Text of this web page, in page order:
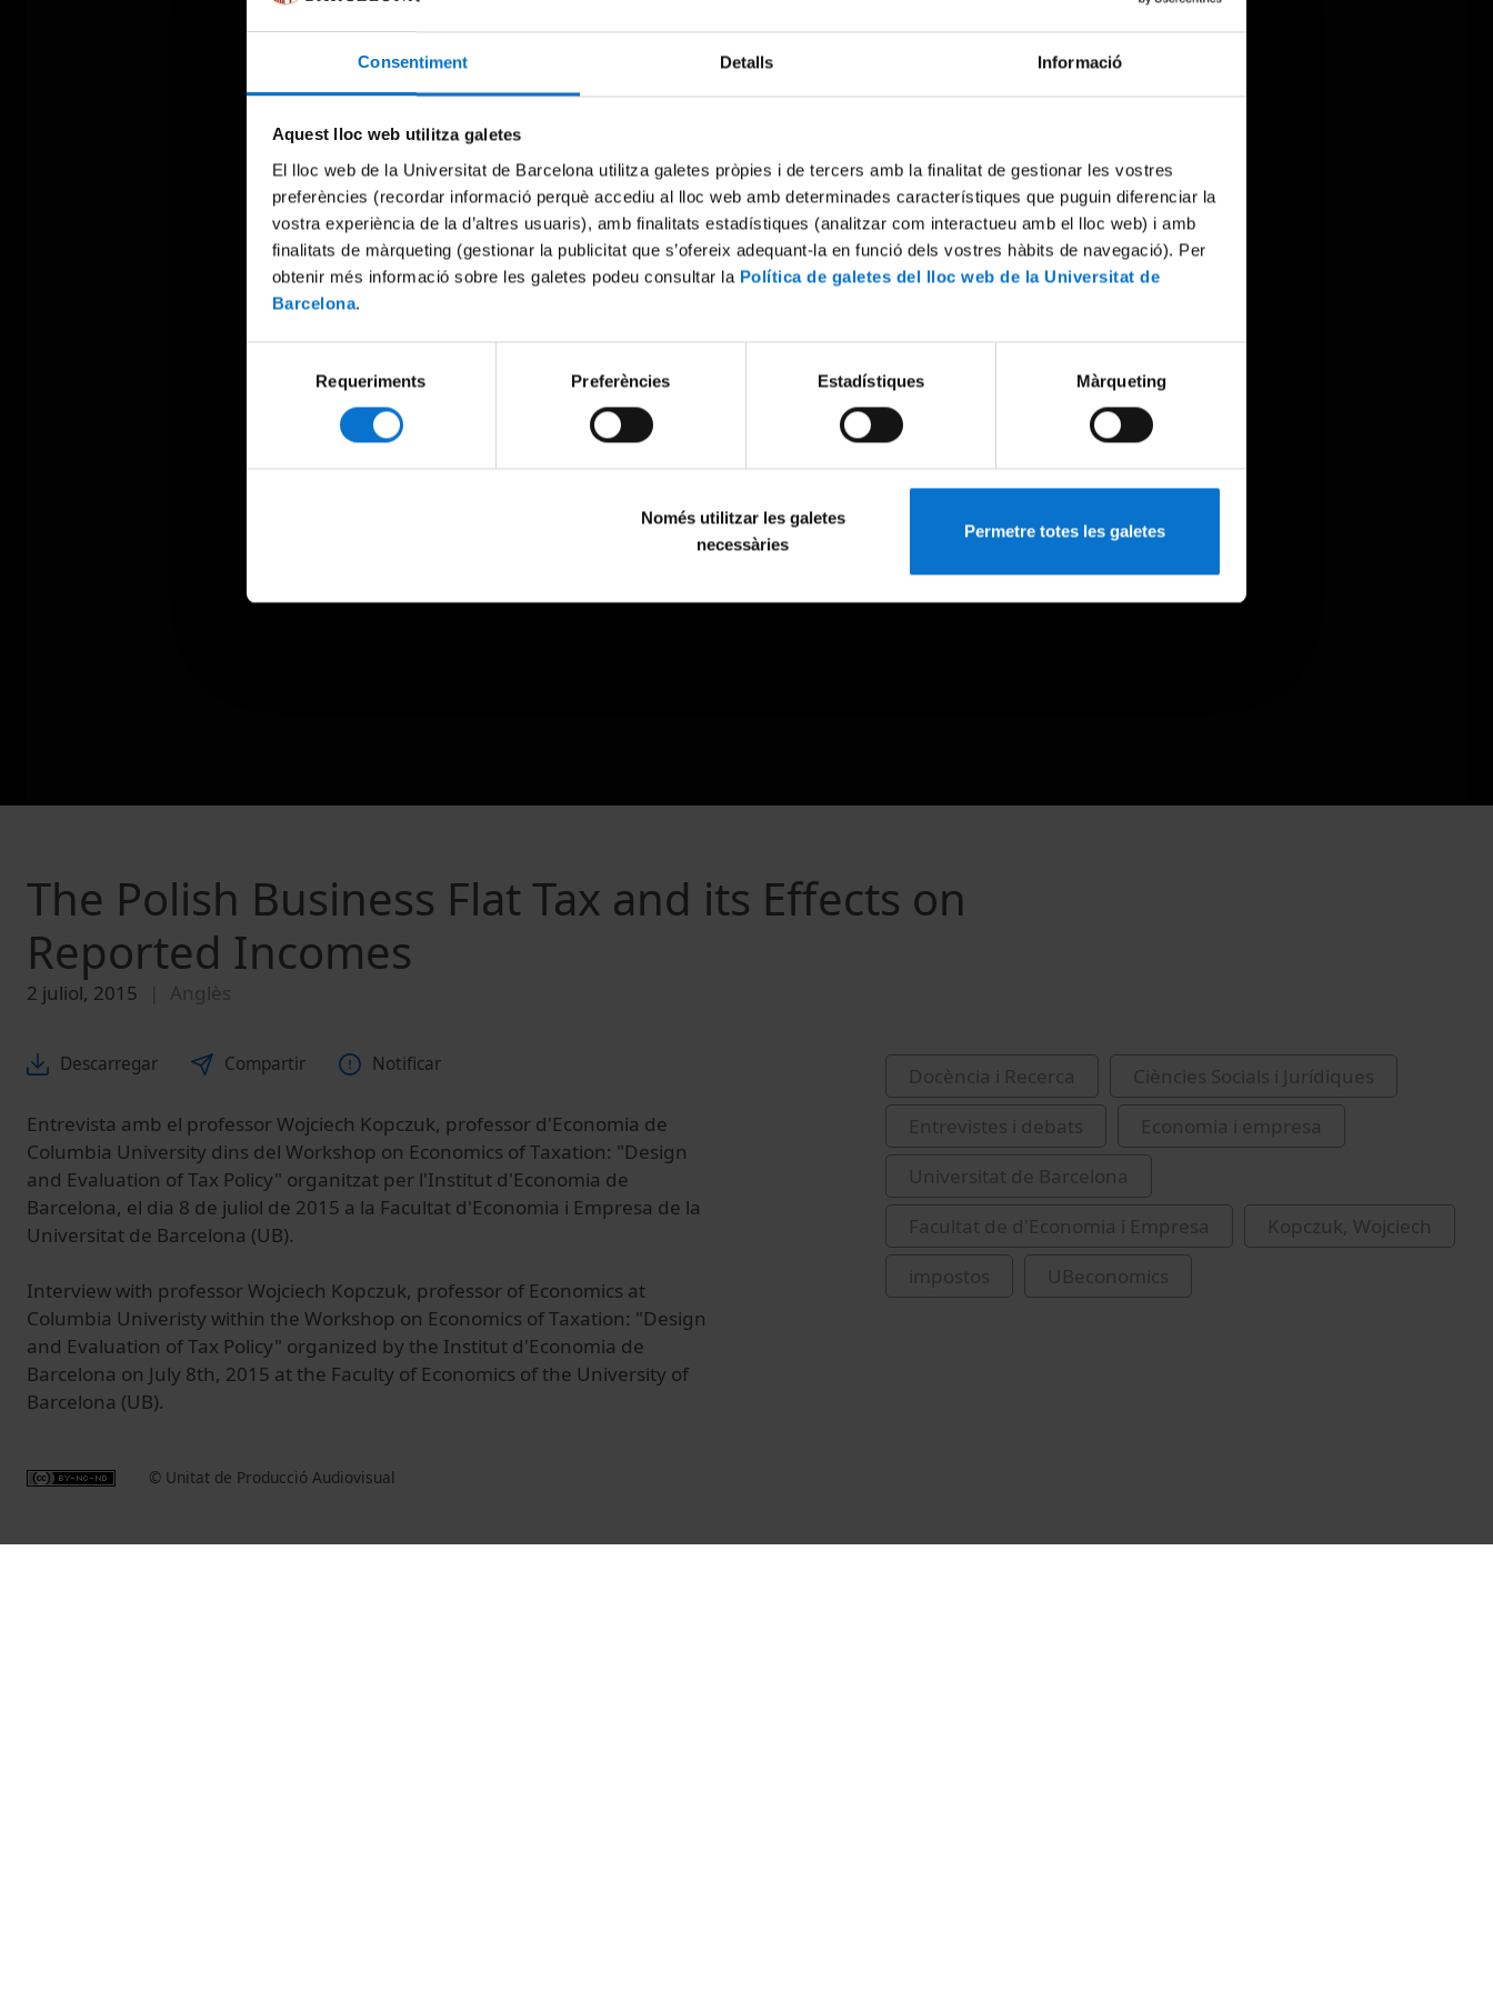
Consentiment Detalls Informació
Aquest lloc web utilitza galetes
El lloc web de la Universitat de Barcelona utilitza galetes pròpies i de tercers amb la finalitat de gestionar les vostres
preferències (recordar informació perquè accediu al lloc web amb determinades característiques que puguin diferenciar la
vostra experiència de la d’altres usuaris), amb finalitats estadístiques (analitzar com interactueu amb el lloc web) i amb
finalitats de màrqueting (gestionar la publicitat que s’ofereix adequant-la en funció dels vostres hàbits de navegació). Per
obtenir més informació sobre les galetes podeu consultar la Política de galetes del lloc web de la Universitat de
Barcelona.
consentiment
Requeriments Preferències Estadístiques Màrqueting
Només utilitzar les galetes
necessàries
Permetre totes les galetes
Try again
The Polish Business Flat Tax and its Effects on
Reported Incomes
2 juliol, 2015 Anglès
Descarregar Compartir Notificar
Entrevista amb el professor Wojciech Kopczuk, professor d'Economia de
Columbia University dins del Workshop on Economics of Taxation: "Design
and Evaluation of Tax Policy" organitzat per l'Institut d'Economia de
Barcelona, el dia 8 de juliol de 2015 a la Facultat d'Economia i Empresa de la
Universitat de Barcelona (UB).
Interview with professor Wojciech Kopczuk, professor of Economics at
Columbia Univeristy within the Workshop on Economics of Taxation: "Design
and Evaluation of Tax Policy" organized by the Institut d'Economia de
Barcelona on July 8th, 2015 at the Faculty of Economics of the University of
Barcelona (UB).
© Unitat de Producció Audiovisual
Docència i Recerca
Ciències Socials i Jurídiques
Entrevistes i debats
Economia i empresa
Universitat de Barcelona
Facultat de d'Economia i Empresa
Kopczuk, Wojciech
impostos
UBeconomics